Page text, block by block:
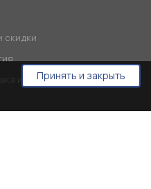
скидки
и оплата
Принять и закрыть